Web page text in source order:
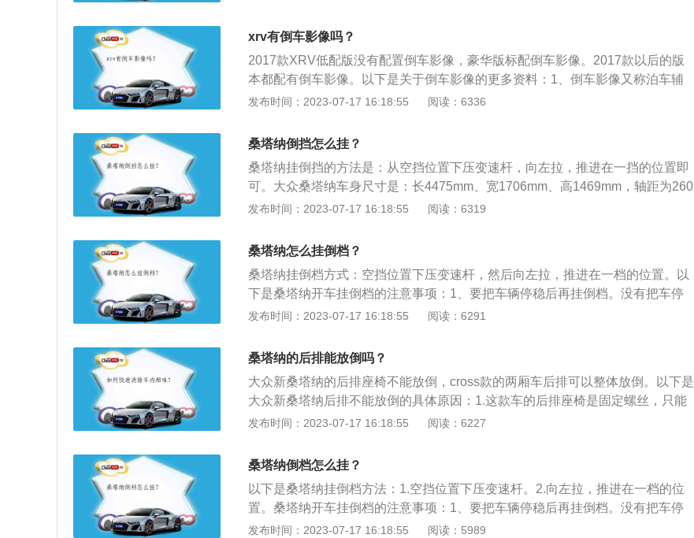
档时，离合器要踩到底，否则会出现打齿的现象，即听见刺耳的磨齿轮声音时间
过长，齿轮的齿冠就会被磨圆，齿轮间咬合不彻底。所以要避免打齿，应该把离
合器踩到底。3、倒车时速度要慢，切勿踩油门。放慢速度，切勿猛踩油门，像
自动挡车辆，很容易造成意外事故。所以倒车时一定压住速度。
xrv有倒车影像吗？
2017款XRV低配版没有配置倒车影像，豪华版标配倒车影像。2017款以后的版
本都配有倒车影像。以下是关于倒车影像的更多资料：1、倒车影像又称泊车辅
助系统，或称倒车可视系统、车载监控系统等。该系统广泛应用于各类大、中、
置安装在车后，通过车内的显示屏，清晰可见车后的障碍物。即使在晚上通过红
外线也能看得一清二楚。
发布时间：2023-07-17 16:18:55 阅读：6336
桑塔纳倒挡怎么挂？
桑塔纳挂倒挡的方法是：从空挡位置下压变速杆，向左拉，推进在一挡的位置即
可。大众桑塔纳车身尺寸是：长4475mm、宽1706mm、高1469mm，轴距为260
3mm，油箱容积为52.8l，行李箱容积为466l。动力方面，桑塔纳搭载了1.5l自然
箱。桑塔纳前悬架使用了麦弗逊式独立悬架，后悬架使用了复合扭力梁式非独立
悬架。
发布时间：2023-07-17 16:18:55 阅读：6319
桑塔纳怎么挂倒档？
桑塔纳挂倒档方式：空挡位置下压变速杆，然后向左拉，推进在一档的位置。以
下是桑塔纳开车挂倒档的注意事项：1、要把车辆停稳后再挂倒档。没有把车停
稳了就挂倒档，这样对变速箱损害不小。很容易出现倒挡打齿的现象，所以正确
时，离合器要踩到底，否则会出现打齿的现象，就是听见刺耳的磨齿轮声音时间
长，齿轮的齿冠就会被磨圆，齿轮间咬合就不彻底。所以要避免打齿，应该把离
合器踩到底。3、倒车时速度要慢，尽量不要踩油门。在倒车时，特别是新手，
一定要放慢速度，不要猛踩油门，像自动挡车辆，很容易造成意外事故。所以倒
车时一定压住速度，不要着急。
发布时间：2023-07-17 16:18:55 阅读：6291
桑塔纳的后排能放倒吗？
大众新桑塔纳的后排座椅不能放倒，cross款的两厢车后排可以整体放倒。以下是
大众新桑塔纳后排不能放倒的具体原因：1.这款车的后排座椅是固定螺丝，只能
拆卸不能放倒。2.把头枕6根固定的插销拆卸，底下3个固定的螺丝都拧下来可以
桑塔纳3000等型号。2.德国大众汽车公司在美国加利福尼亚州生产。
发布时间：2023-07-17 16:18:55 阅读：6227
桑塔纳倒档怎么挂？
以下是桑塔纳挂倒档方法：1.空挡位置下压变速杆。2.向左拉，推进在一档的位
置。桑塔纳开车挂倒档的注意事项：1、要把车辆停稳后再挂倒档。没有把车停
稳了就挂倒档，这样对变速箱损害不小。很容易出现倒挡打齿的现象。2、挂倒
发布时间：2023-07-17 16:18:55 阅读：5989